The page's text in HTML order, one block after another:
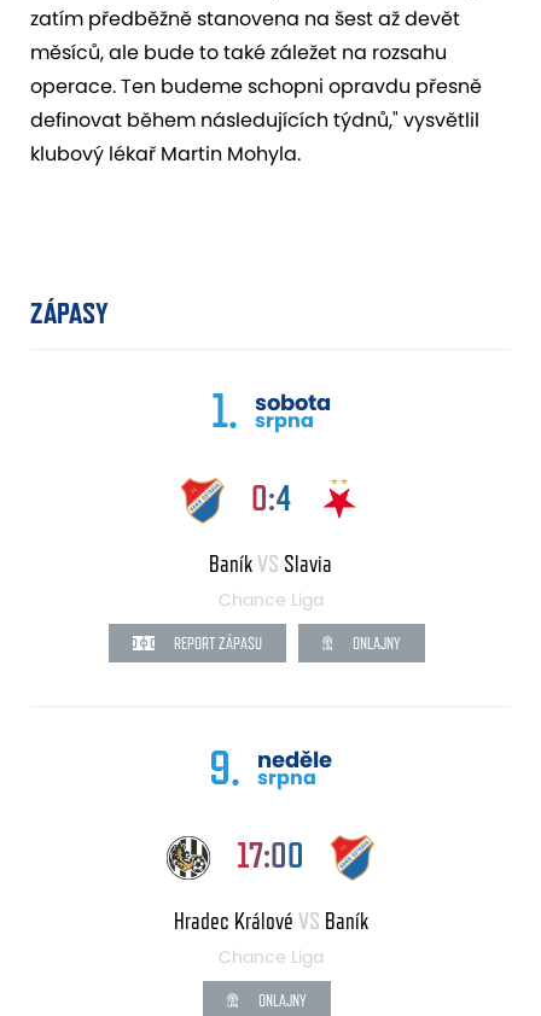
zatím předběžně stanovena na šest až devět
měsíců, ale bude to také záležet na rozsahu
operace. Ten budeme schopni opravdu přesně
definovat během následujících týdnů," vysvětlil
klubový lékař Martin Mohyla.
ZÁPASY
1. sobota
srpna
0:4
BaníkVS Slavia
Chance Liga
REPORT ZÁPASU ONLAJNY
9. neděle
srpna
17:00
Hradec Králové VS Baník
Chance Liga
ONLAJNY